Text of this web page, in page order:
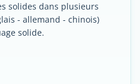
solides dans plusieurs
- allemand - chinois)
solide.